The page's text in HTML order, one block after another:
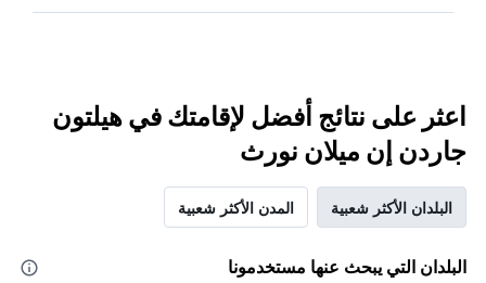
اعثر على نتائج أفضل لإقامتك في هيلتون
جاردن إن ميلان نورث
البلدان الأكثر شعبية المدن الأكثر شعبية
البلدان التي يبحث عنها مستخدمونا